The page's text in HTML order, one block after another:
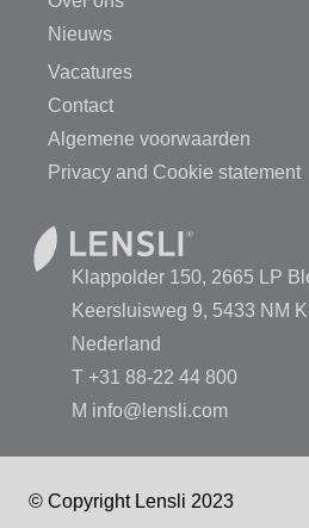
Nieuws
Vacatures
Contact
Algemene voorwaarden
Privacy and Cookie statement
Klappolder 150, 2665 LP
Keersluisweg 9, 5433 NM
Nederland
+31 88-22 44 800
M info@lensli.com
© Copyright Lensli 2023